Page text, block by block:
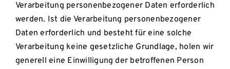
Verarbeitung personenbezogener Daten erforderlich
werden. Ist die Verarbeitung personenbezogener
Daten erforderlich und besteht für eine solche
Verarbeitung keine gesetzliche Grundlage, holen wir
generell eine Einwilligung der betroffenen Person